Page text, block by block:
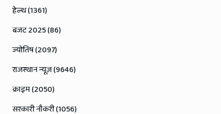
हेल्थ (1361)
बजट 2025 (86)
ज्योतिष (2097)
राजस्थान न्यूज़ (9646)
क्राइम (2050)
सरकारी नौकरी (1056)